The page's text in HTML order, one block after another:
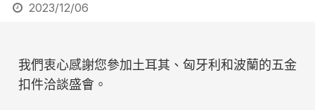
部落格
關於我們
2023/12/06
我們衷心感謝您參加土耳其、匈牙利和波蘭的五金
扣件洽談盛會。